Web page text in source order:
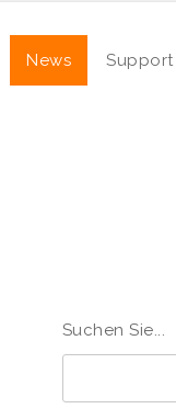
News Support
Suchen Sie...